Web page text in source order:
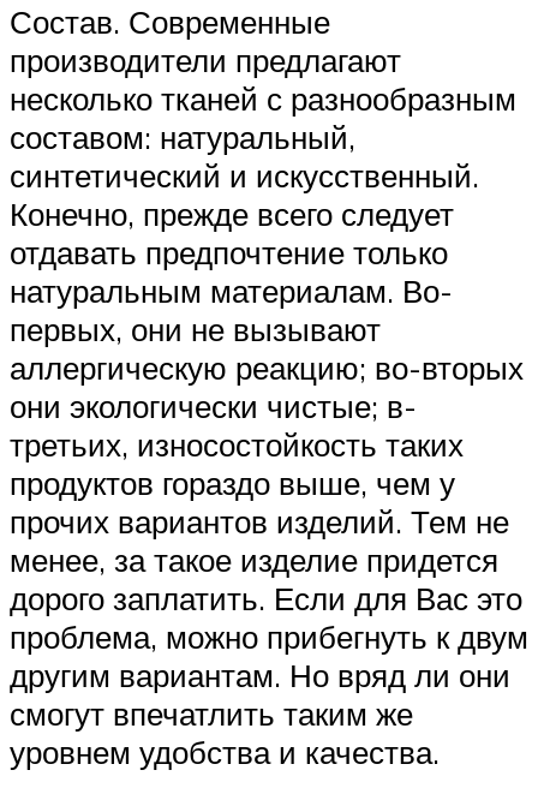
Состав. Современные
производители предлагают
несколько тканей с разнообразным
составом: натуральный,
синтетический и искусственный.
Конечно, прежде всего следует
отдавать предпочтение только
натуральным материалам. Во-
первых, они не вызывают
аллергическую реакцию; во-вторых
они экологически чистые; в-
третьих, износостойкость таких
продуктов гораздо выше, чем у
прочих вариантов изделий. Тем не
менее, за такое изделие придется
дорого заплатить. Если для Вас это
проблема, можно прибегнуть к двум
другим вариантам. Но вряд ли они
смогут впечатлить таким же
уровнем удобства и качества.